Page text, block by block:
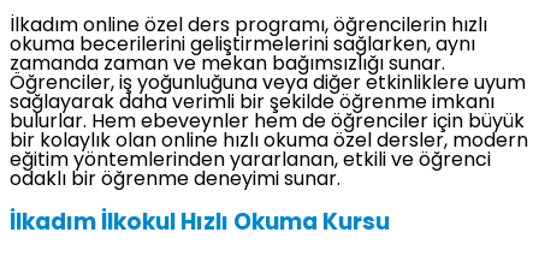
İlkadım online özel ders programı, öğrencilerin hızlı
okuma becerilerini geliştirmelerini sağlarken, aynı
zamanda zaman ve mekan bağımsızlığı sunar.
Öğrenciler, iş yoğunluğuna veya diğer etkinliklere uyum
sağlayarak daha verimli bir şekilde öğrenme imkanı
bulurlar. Hem ebeveynler hem de öğrenciler için büyük
bir kolaylık olan online hızlı okuma özel dersler, modern
eğitim yöntemlerinden yararlanan, etkili ve öğrenci
odaklı bir öğrenme deneyimi sunar.
İlkadım İlkokul Hızlı Okuma Kursu